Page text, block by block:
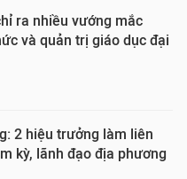
ra nhiều vướng mắc
và quản trị giáo dục đại
2 hiệu trưởng làm liên
kỳ, lãnh đạo địa phương